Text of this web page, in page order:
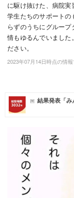
子育て・家族
病院
住まい
トレンド・イベント
に駆け抜けた、病院実
学生たちのサポート
らずのうちにグルー
情もゆるんでいました
ださい。
2023年07月14日時点の情
結果発表「